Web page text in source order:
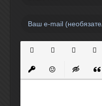
ВставитьВставитьВставка